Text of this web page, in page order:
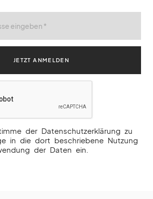
der Datenschutzerklärung zu
in die dort beschriebene Nutzung
der Daten ein.